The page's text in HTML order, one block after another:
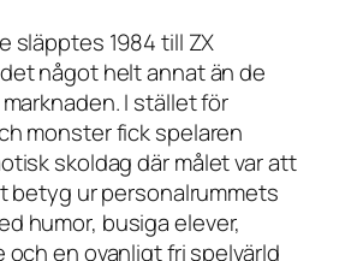
släpptes 1984 till ZX
något helt annat än de
I stället för
monster fick spelaren
skoldag där målet var att
betyg ur personalrummets
humor, busiga elever,
och en ovanligt fri spelvärld